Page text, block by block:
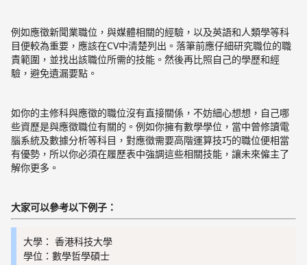
例如應徵新聞業職位，與媒體相關的經驗，以及英語和人類學等科
目便較為重要，應該在CV中清楚列出。落筆前應仔細研究職位的職
責範圍，並找出該職位所需的技能。然後再比照自己的學歷和經
驗，避免遺漏要點。
如你的主修科與應徵的職位沒有直接關係，不妨細心想想，自己哪
些資歷是與應徵職位有關的。例如你擁有數學學位，當中曾修讀電
腦系統及數據分析等科目，對應徵需要高階運算技巧的職位便相當
有優勢，所以你必須在履歷表中強調這些相關技能，讓未來僱主了
解你更多。
大家可以參考以下例子：
大學： 香港科技大學
學位：數學哲學碩士